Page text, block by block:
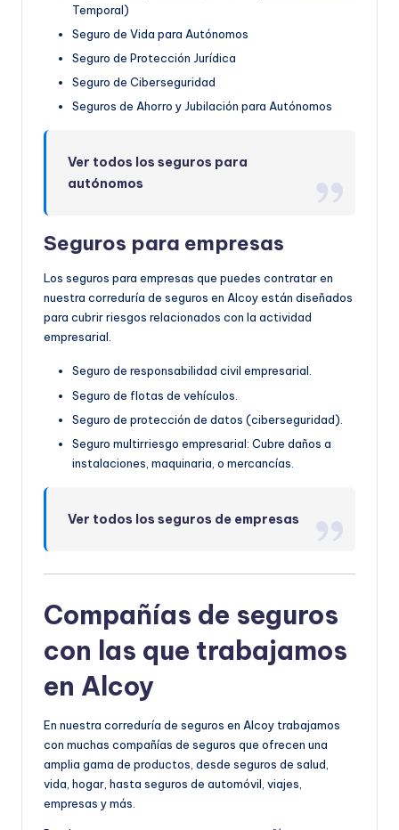
Temporal)
Seguro de Vida para Autónomos
Seguro de Protección Jurídica
Seguro de Ciberseguridad
Seguros de Ahorro y Jubilación para Autónomos
Ver todos los seguros para
autónomos
Seguros para empresas
Los seguros para empresas que puedes contratar en
nuestra correduría de seguros en Alcoy están diseñados
para cubrir riesgos relacionados con la actividad
empresarial.
Seguro de responsabilidad civil empresarial.
Seguro de flotas de vehículos.
Seguro de protección de datos (ciberseguridad).
Seguro multirriesgo empresarial: Cubre daños a
instalaciones, maquinaria, o mercancías.
Ver todos los seguros de empresas
Compañías de seguros
con las que trabajamos
en Alcoy
En nuestra correduría de seguros en Alcoy trabajamos
con muchas compañías de seguros que ofrecen una
amplia gama de productos, desde seguros de salud,
vida, hogar, hasta seguros de automóvil, viajes,
empresas y más.